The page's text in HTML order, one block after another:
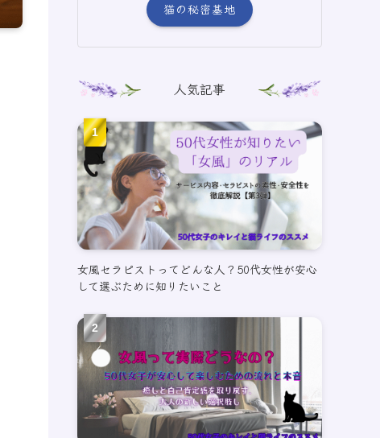
猫の秘密基地
人気記事
女風セラピストってどんな人？50代女性が安心
して選ぶために知りたいこと